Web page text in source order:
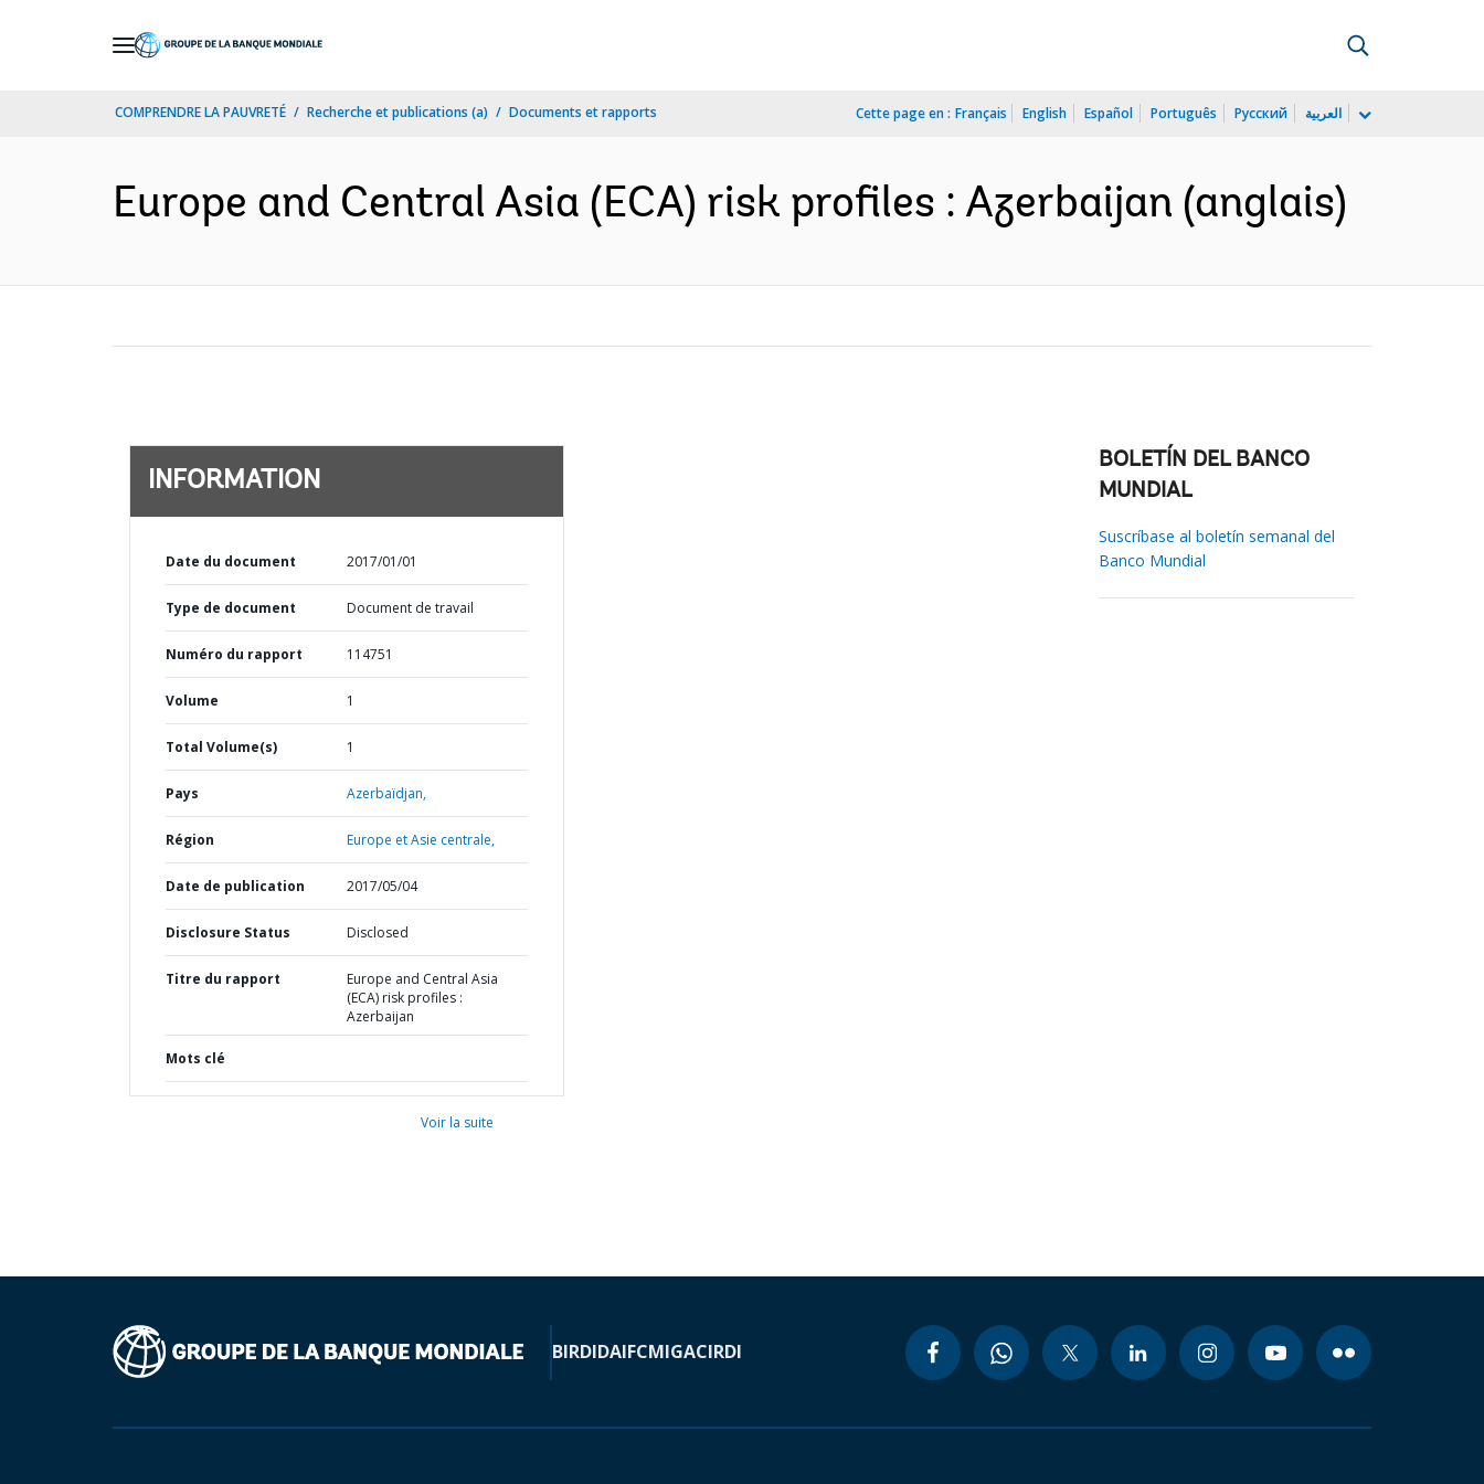
COMPRENDRE LA PAUVRETÉ Recherche et publications (a) Documents et rapports Cette page en : Français English Español Português Русский العربية
Europe and Central Asia (ECA) risk profiles : Azerbaijan (anglais)
INFORMATION
Date du document 2017/01/01
Type de document Document de travail
Numéro du rapport 114751
Volume 1
Total Volume(s) 1
Pays Azerbaïdjan,
Région Europe et Asie centrale,
Date de publication 2017/05/04
Disclosure Status Disclosed
Titre du rapport
Europe and Central Asia
(ECA) risk profiles :
Azerbaijan
Mots clé
Voir la suite
BOLETÍN DEL BANCO
MUNDIAL
Suscríbase al boletín semanal del
Banco Mundial
BIRDIDAIFCMIGACIRDI